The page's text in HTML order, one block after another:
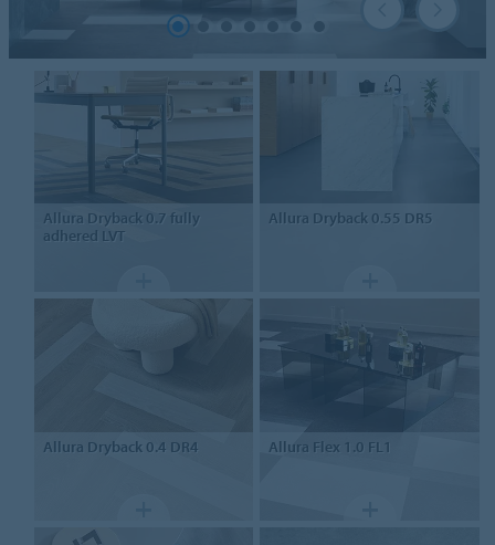
Allura Dryback 0.7 fully
adhered LVT
Allura Dryback 0.55 DR5
Allura Dryback 0.4 DR4 Allura Flex 1.0 FL1